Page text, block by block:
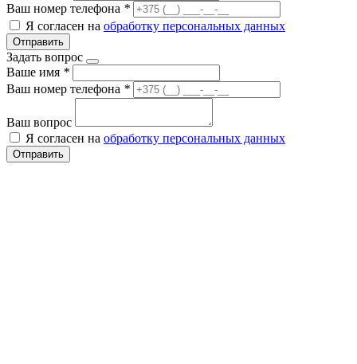
Ваш номер телефона *
Я согласен на обработку персональных данных
Отправить
Задать вопрос
Ваше имя *
Ваш номер телефона *
Ваш вопрос
Я согласен на обработку персональных данных
Отправить